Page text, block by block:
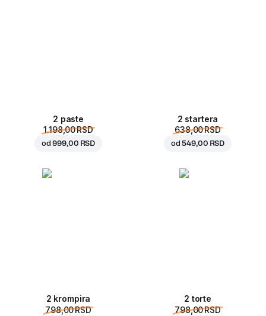
2 paste
1.198,00 RSD
od999,00 RSD
2 startera
638,00 RSD
od549,00 RSD
2 krompira
798,00 RSD
2 torte
798,00 RSD